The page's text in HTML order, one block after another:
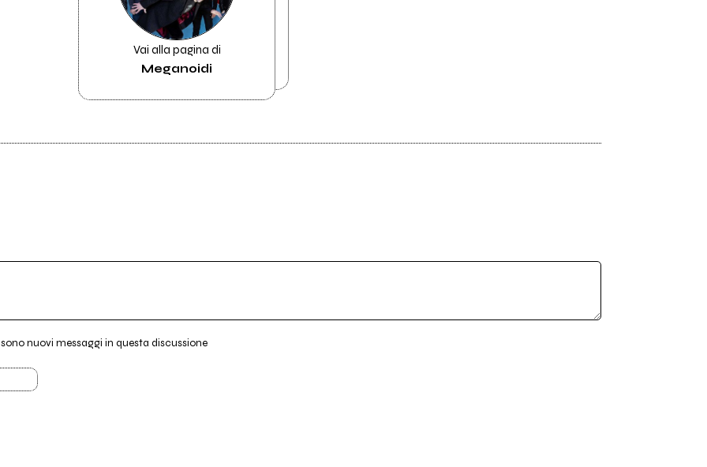
Vai alla pagina di
Meganoidi
nuovi messaggi in questa discussione